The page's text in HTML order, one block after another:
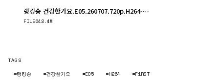
랭킹송 건강한가요.E05.260707.720p.H264-F1RST.mp4
FILE642.4M
TAGS
#랭킹송
#건강한가요 #E05 #H264 #F1RST